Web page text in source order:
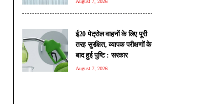
August 7, 2026
ई20 पेट्रोल वाहनों के लिए पूरी
तरह सुरक्षित, व्यापक परीक्षणों के
बाद हुई पुष्टि : सरकार
August 7, 2026